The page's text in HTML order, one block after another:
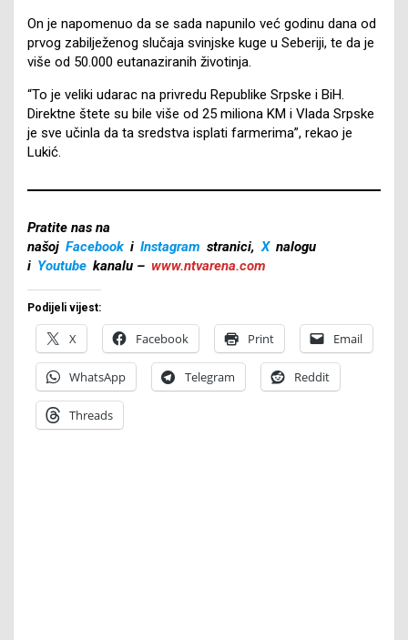
On je napomenuo da se sada napunilo već godinu dana od
prvog zabilježenog slučaja svinjske kuge u Seberiji, te da je
više od 50.000 eutanaziranih životinja.
“To je veliki udarac na privredu Republike Srpske i BiH.
Direktne štete su bile više od 25 miliona KM i Vlada Srpske
je sve učinla da ta sredstva isplati farmerima”, rekao je
Lukić.
Pratite nas na
našoj Facebook i Instagram stranici, X nalogu
i Youtube kanalu – www.ntvarena.com
Podijeli vijest:
X Facebook Print Email
WhatsApp Telegram Reddit
Threads